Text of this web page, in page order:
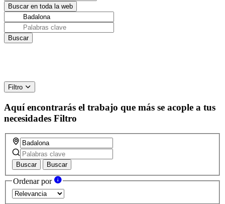
Filtro
Aquí encontrarás el trabajo que más se acople a tus
necesidades Filtro
Buscar Buscar
Ordenar por